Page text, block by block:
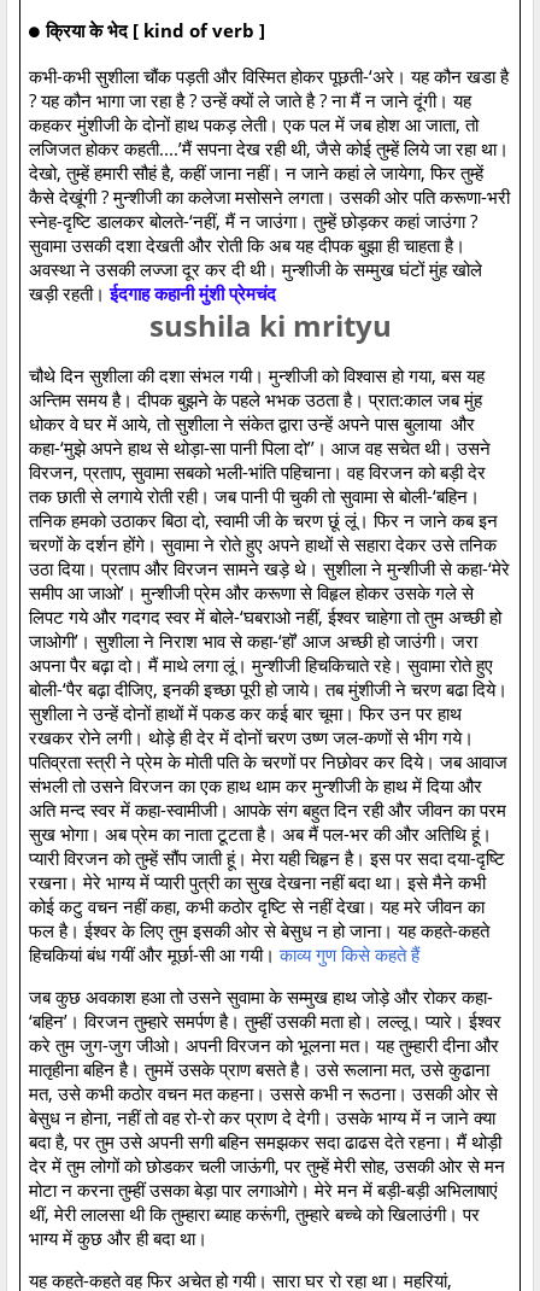
क्रिया के भेद [ kind of verb ]
कभी-कभी सुशीला चौंक पड़ती और विस्मित होकर पूछती-‘अरे। यह कौन खडा है
? यह कौन भागा जा रहा है ? उन्हें क्यों ले जाते है ? ना मैं न जाने दूंगी। यह
कहकर मुंशीजी के दोनों हाथ पकड़ लेती। एक पल में जब होश आ जाता, तो
लजिजत होकर कहती....’मैं सपना देख रही थी, जैसे कोई तुम्हें लिये जा रहा था।
देखो, तुम्हें हमारी सौहं है, कहीं जाना नहीं। न जाने कहां ले जायेगा, फिर तुम्हें
कैसे देखूंगी ? मुन्शीजी का कलेजा मसोसने लगता। उसकी ओर पति करूणा-भरी
स्नेह-दृष्टि डालकर बोलते-‘नहीं, मैं न जाउंगा। तुम्हें छोड़कर कहां जाउंगा ?
सुवामा उसकी दशा देखती और रोती कि अब यह दीपक बुझा ही चाहता है।
अवस्था ने उसकी लज्जा दूर कर दी थी। मुन्शीजी के सम्मुख घंटों मुंह खोले
खड़ी रहती।ईदगाह कहानी मुंशी प्रेमचंद
sushila ki mrityu
चौथे दिन सुशीला की दशा संभल गयी। मुन्शीजी को विश्वास हो गया, बस यह
अन्तिम समय है। दीपक बुझने के पहले भभक उठता है। प्रात:काल जब मुंह
धोकर वे घर में आये, तो सुशीला ने संकेत द्वारा उन्हें अपने पास बुलाया और
कहा-‘मुझे अपने हाथ से थोड़ा-सा पानी पिला दो’’। आज वह सचेत थी। उसने
विरजन, प्रताप, सुवामा सबको भली-भांति पहिचाना। वह विरजन को बड़ी देर
तक छाती से लगाये रोती रही। जब पानी पी चुकी तो सुवामा से बोली-‘बहिन।
तनिक हमको उठाकर बिठा दो, स्वामी जी के चरण छूं लूं। फिर न जाने कब इन
चरणों के दर्शन होंगे। सुवामा ने रोते हुए अपने हाथों से सहारा देकर उसे तनिक
उठा दिया। प्रताप और विरजन सामने खड़े थे। सुशीला ने मुन्शीजी से कहा-‘मेरे
समीप आ जाओ’। मुन्शीजी प्रेम और करूणा से विहृल होकर उसके गले से
लिपट गये और गदगद स्वर में बोले-‘घबराओ नहीं, ईश्वर चाहेगा तो तुम अच्छी हो
जाओगी’। सुशीला ने निराश भाव से कहा-‘हॉ’ आज अच्छी हो जाउंगी। जरा
अपना पैर बढ़ा दो। मैं माथे लगा लूं। मुन्शीजी हिचकिचाते रहे। सुवामा रोते हुए
बोली-‘पैर बढ़ा दीजिए, इनकी इच्छा पूरी हो जाये। तब मुंशीजी ने चरण बढा दिये।
सुशीला ने उन्हें दोनों हाथों में पकड कर कई बार चूमा। फिर उन पर हाथ
रखकर रोने लगी। थोड़े ही देर में दोनों चरण उष्ण जल-कणों से भीग गये।
पतिव्रता स्त्री ने प्रेम के मोती पति के चरणों पर निछोवर कर दिये। जब आवाज
संभली तो उसने विरजन का एक हाथ थाम कर मुन्शीजी के हाथ में दिया और
अति मन्द स्वर में कहा-स्वामीजी। आपके संग बहुत दिन रही और जीवन का परम
सुख भोगा। अब प्रेम का नाता टूटता है। अब मैं पल-भर की और अतिथि हूं।
प्यारी विरजन को तुम्हें सौंप जाती हूं। मेरा यही चिहृन है। इस पर सदा दया-दृष्टि
रखना। मेरे भाग्य में प्यारी पुत्री का सुख देखना नहीं बदा था। इसे मैने कभी
कोई कटु वचन नहीं कहा, कभी कठोर दृष्टि से नहीं देखा। यह मरे जीवन का
फल है। ईश्वर के लिए तुम इसकी ओर से बेसुध न हो जाना। यह कहते-कहते
हिचकियां बंध गयीं और मूर्छा-सी आ गयी।काव्य गुण किसे कहते हैं
जब कुछ अवकाश हआ तो उसने सुवामा के सम्मुख हाथ जोड़े और रोकर कहा-
‘बहिन’। विरजन तुम्हारे समर्पण है। तुम्हीं उसकी मता हो। लल्लू। प्यारे। ईश्वर
करे तुम जुग-जुग जीओ। अपनी विरजन को भूलना मत। यह तुम्हारी दीना और
मातृहीना बहिन है। तुममें उसके प्राण बसते है। उसे रूलाना मत, उसे कुढाना
मत, उसे कभी कठोर वचन मत कहना। उससे कभी न रूठना। उसकी ओर से
बेसुध न होना, नहीं तो वह रो-रो कर प्राण दे देगी। उसके भाग्य में न जाने क्या
बदा है, पर तुम उसे अपनी सगी बहिन समझकर सदा ढाढस देते रहना। मैं थोड़ी
देर में तुम लोगों को छोडकर चली जाऊंगी, पर तुम्हें मेरी सोह, उसकी ओर से मन
मोटा न करना तुम्हीं उसका बेड़ा पार लगाओगे। मेरे मन में बड़ी-बड़ी अभिलाषाएं
थीं, मेरी लालसा थी कि तुम्हारा ब्याह करूंगी, तुम्हारे बच्चे को खिलाउंगी। पर
भाग्य में कुछ और ही बदा था।
यह कहते-कहते वह फिर अचेत हो गयी। सारा घर रो रहा था। महरियां,